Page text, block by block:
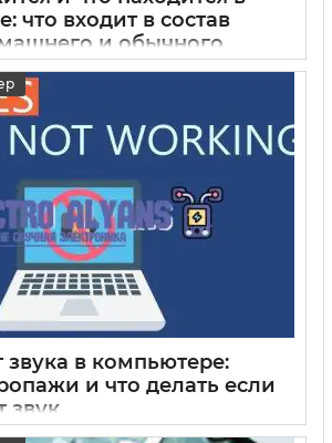
что входит в состав
и обычного
звука в компьютере:
и что делать если
звук